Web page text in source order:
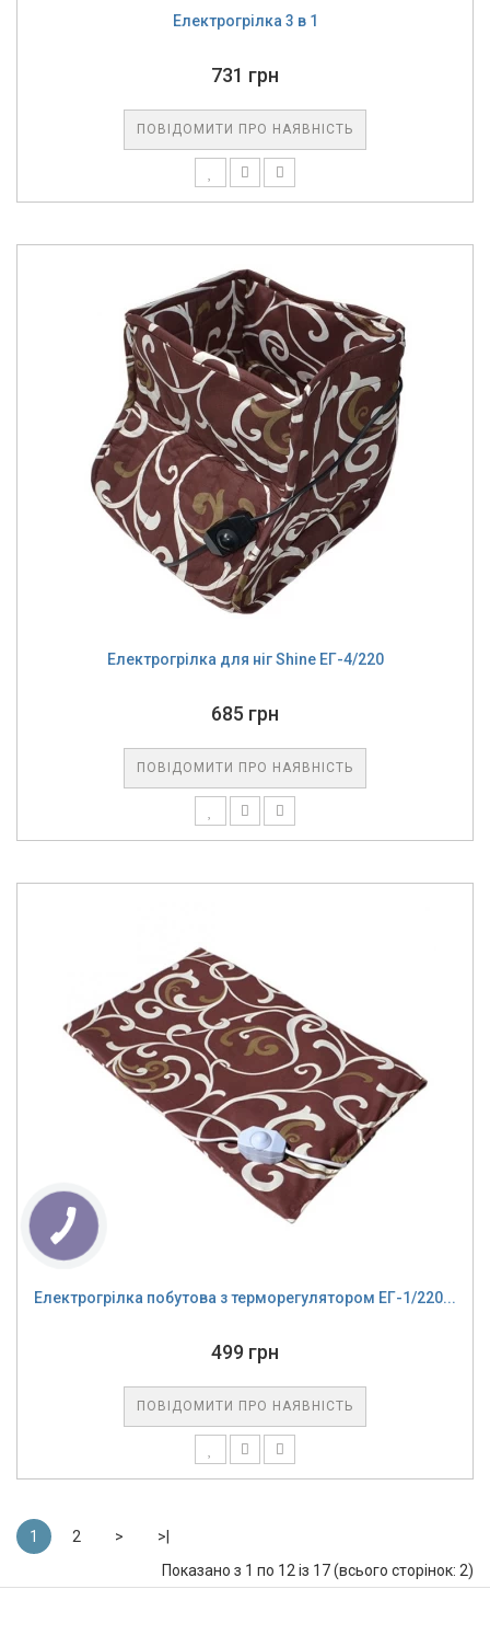
Електрогрілка 3 в 1
731 грн
ПОВІДОМИТИ ПРО НАЯВНІСТЬ
Електрогрілка для ніг Shine ЕГ-4/220
685 грн
ПОВІДОМИТИ ПРО НАЯВНІСТЬ
Електрогрілка побутова з терморегулятором ЕГ-1/220...
499 грн
ПОВІДОМИТИ ПРО НАЯВНІСТЬ
1 2 >
>|
Показано з 1 по 12 із 17 (всього сторінок: 2)